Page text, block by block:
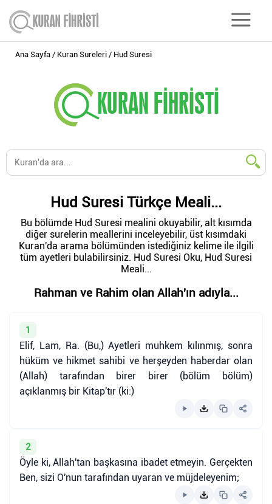
Ana Sayfa Kuran Sureleri Hud Suresi
Hud Suresi Türkçe Meali...
Bu bölümde Hud Suresi mealini okuyabilir, alt kısımda
diğer surelerin meallerini inceleyebilir, üst kısımdaki
Kuran'da arama bölümünden istediğiniz kelime ile ilgili
tüm ayetleri bulabilirsiniz. Hud Suresi Oku, Hud Suresi
Meali...
Rahman ve Rahim olan Allah'ın adıyla...
1
Elif, Lam, Ra. (Bu,) Ayetleri muhkem kılınmış, sonra
hüküm ve hikmet sahibi ve herşeyden haberdar olan
(Allah) tarafından birer birer (bölüm bölüm)
açıklanmış bir Kitap'tır (ki:)
2
Öyle ki, Allah'tan başkasına ibadet etmeyin. Gerçekten
Ben, sizi O'nun tarafından uyaran ve müjdeleyenim;